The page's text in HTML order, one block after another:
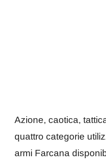
Azione, caotica,
quattro categorie
armi Farcana